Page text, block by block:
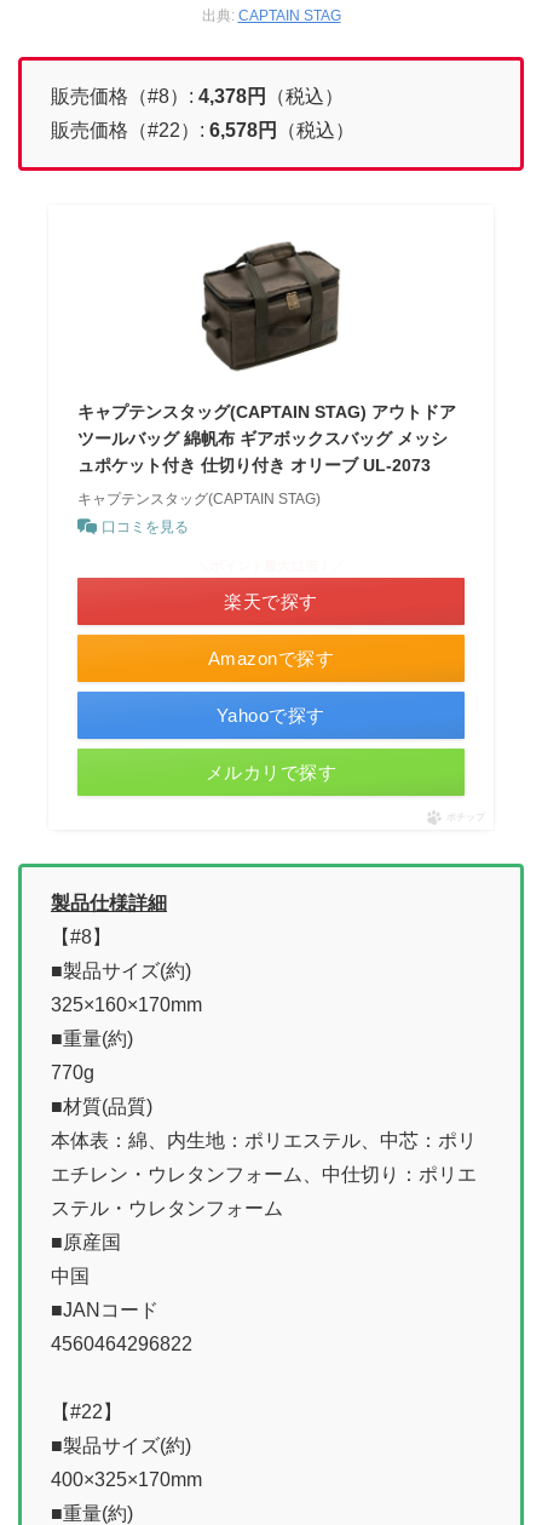
出典: CAPTAIN STAG
販売価格（#8）: 4,378円
（税込）
販売価格（#22）: 6,578円 （税込）
キャプテンスタッグ(CAPTAIN STAG) アウトドア
ツールバッグ 綿帆布 ギアボックスバッグ メッシ
ュポケット付き 仕切り付き オリーブ UL-2073
キャプテンスタッグ(CAPTAIN STAG)
口コミを見る
Amazonで探す
楽天で探す
Yahooで探す
メルカリで探す
ポチップ
製品仕様詳細
【#8】
■製品サイズ(約)
325×160×170mm
■重量(約)
770g
■材質(品質)
本体表：綿、内生地：ポリエステル、中芯：ポリ
エチレン・ウレタンフォーム、中仕切り：ポリエ
ステル・ウレタンフォーム
■原産国
中国
■JANコード
4560464296822
【#22】
■製品サイズ(約)
400×325×170mm
■重量(約)